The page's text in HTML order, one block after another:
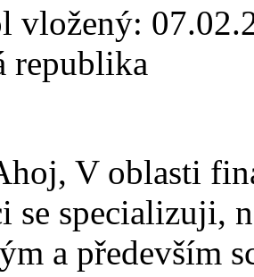
vložený:
republika
V oblasti
se specializuji,
a především